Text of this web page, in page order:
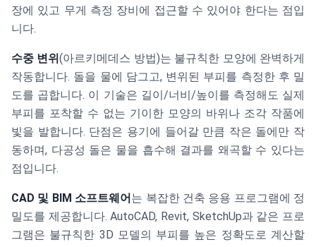
장에 있고 무게 측정 장비에 접근할 수 있어야 한다는 점입
니다.
수중 변위(아르키메데스 방법)는 불규칙한 모양에 완벽하게
작동합니다. 돌을 물에 담그고, 변위된 부피를 측정한 후 밀
도를 곱합니다. 이 기술은 길이/너비/높이를 측정해도 실제
부피를 포착할 수 없는 기이한 모양의 바위나 조각 작품에
빛을 발합니다. 단점은 용기에 들어갈 만큼 작은 돌에만 작
동하며, 다공성 돌은 물을 흡수해 결과를 왜곡할 수 있다는
점입니다.
CAD 및 BIM 소프트웨어 는 복잡한 건축 응용 프로그램에 정
밀도를 제공합니다. AutoCAD, Revit, SketchUp과 같은 프로
그램은 불규칙한 3D 모델의 부피를 높은 정확도로 계산할